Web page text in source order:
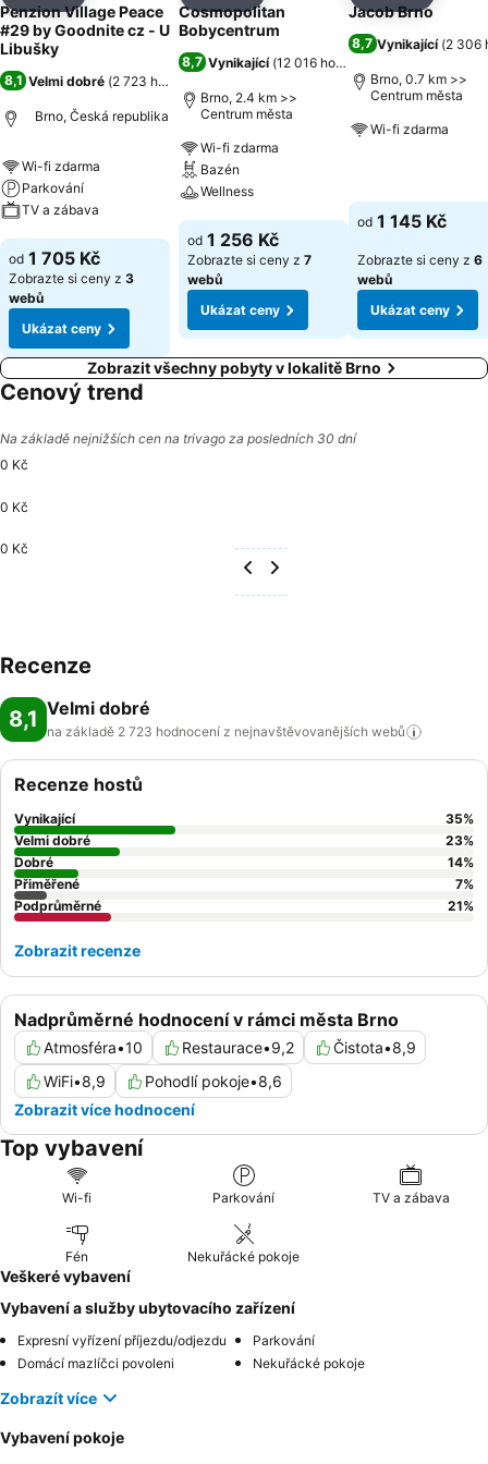
Penzion Village Peace
#29 by Goodnite cz - U
Libušky
8,1 Velmi dobré (2 723 hodnocení
Brno, Česká republika
Wi-fi zdarma
Parkování
TV a zábava
Ukázat ceny
od 1 705 Kč
Zobrazte si ceny z 3
webů
Ukázat ceny
Cosmopolitan
Bobycentrum
8,7 Vynikající (12 016 hodnocení
Brno, 2.4 km >>
Centrum města
Wi-fi zdarma
Bazén
Wellness
Ukázat ceny
od 1 256 Kč
Zobrazte si ceny z 7
webů
Ukázat ceny
Jacob Brno
8,7 Vynikající (2 306
Brno, 0.7 km >>
Centrum města
Wi-fi zdarma
od 1 145 Kč
Zobrazte si ceny z 6
webů
Ukázat ceny
Zobrazit všechny pobyty v lokalitě Brno
Cenový trend
Na základě nejnižších cen na trivago za posledních 30 dní
0 Kč
0 Kč
0 Kč
Recenze
8,1 Velmi dobré
na základě 2 723 hodnocení z nejnavštěvovanějších webů
Nadprůměrné hodnocení v rámci města Brno
Atmosféra•10 Restaurace•9,2 Čistota•8,9
WiFi•8,9 Pohodlí pokoje•8,6
Zobrazit více hodnocení
Recenze hostů
Vynikající 35%
Velmi dobré
23%
Dobré
14%
Přiměřené
7%
Podprůměrné
21%
Zobrazit recenze
Top vybavení
Wi-fi Parkování TV a zábava
Fén Nekuřácké pokoje
Veškeré vybavení
Vybavení a služby ubytovacího zařízení
Expresní vyřízení příjezdu/odjezdu
Parkování
Domácí mazlíčci povoleni
Nekuřácké pokoje
Zobrazít více
Vybavení pokoje